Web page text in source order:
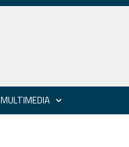
MULTIMEDIA